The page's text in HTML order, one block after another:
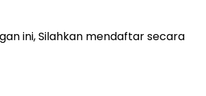
ini, Silahkan mendaftar secara